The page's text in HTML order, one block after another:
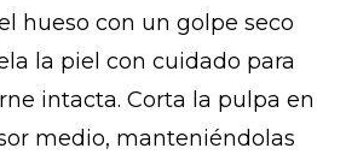
hueso con un golpe seco
la piel con cuidado para
intacta. Corta la pulpa en
medio, manteniéndolas